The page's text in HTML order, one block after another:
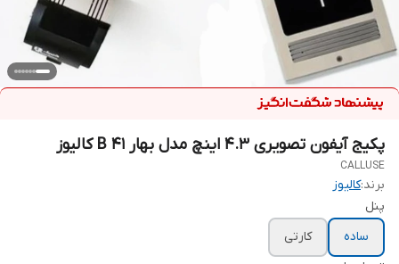
پکیج آیفون تصویری 4.3 اینچ مدل بهار B 41 کالیوز
CALLUSE
برند:کالیوز
پنل
ساده
کارتی